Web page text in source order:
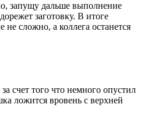
запущу дальше выполнение
заготовку. В итоге
сложно, а коллега останется
счет того что немного опустил
ложится вровень с верхней